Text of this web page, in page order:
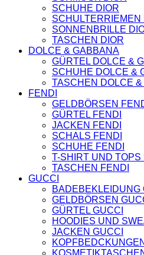
JACKEN
SCHUHE
DOLCE & GABBANA
GÜRTEL
GELDBÖRSEN
HOODIES UND
SWEATSHIRTS
SCHALS
SCHUHE
TASCHEN
JIMMY CHOO
SCHUHE
MIU MIU
SCHUHE
GÜRTEL
HOODIES UND
SWEATSHIRTS
JACKEN
TASCHEN
SCHUHE DIOR
SCHULTERRIEMEN
SONNENBRILLE
TASCHEN DIOR
DOLCE & GABBANA
GÜRTEL DOLCE &
SCHUHE DOLCE &
TASCHEN DOLCE
FENDI
GELDBÖRSEN
GÜRTEL FENDI
JACKEN FENDI
SCHALS FENDI
SCHUHE FENDI
T-SHIRT UND TOPS
TASCHEN FENDI
GUCCI
BADEBEKLEIDUNG
GELDBÖRSEN
GÜRTEL GUCCI
HOODIES UND
JACKEN GUCCI